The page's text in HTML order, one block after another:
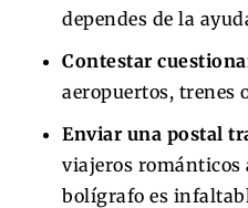
dependes de la
Contestar
aeropuertos, trenes
Enviar una postal
viajeros románticos
bolígrafo es